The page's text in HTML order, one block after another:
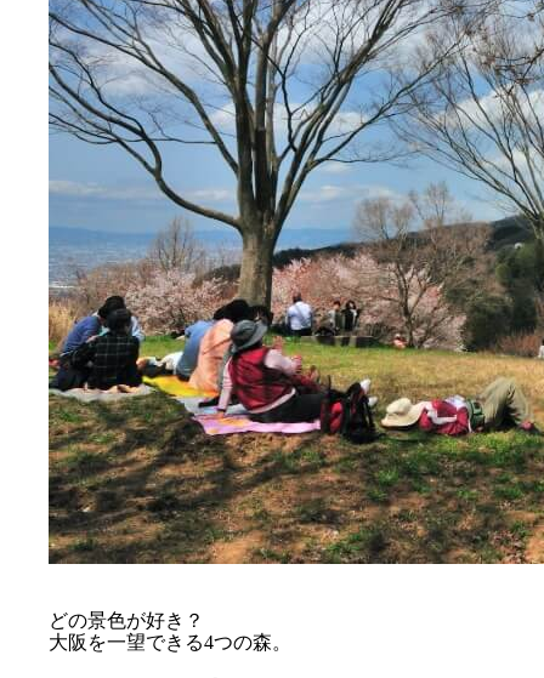
どの景色が好き？
大阪を一望できる4つの森。